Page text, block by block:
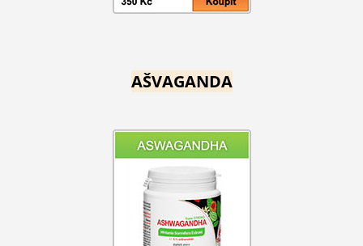
AŠVAGANDA